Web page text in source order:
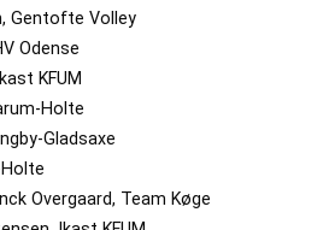
Gentofte Volley
Odense
KFUM
Holte
Gladsaxe
Overgaard, Team Køge